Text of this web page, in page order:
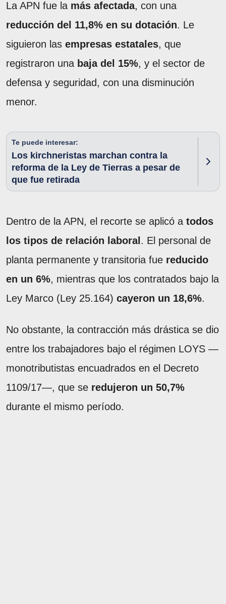
La APN fue la más afectada, con una
reducción del 11,8% en su dotación. Le
siguieron las empresas estatales, que
registraron una baja del 15%, y el sector de
defensa y seguridad, con una disminución
menor.
Te puede interesar:
Los kirchneristas marchan contra la
reforma de la Ley de Tierras a pesar de
que fue retirada
Dentro de la APN, el recorte se aplicó a todos
los tipos de relación laboral . El personal de
planta permanente y transitoria fue reducido
en un 6%, mientras que los contratados bajo la
Ley Marco (Ley 25.164) cayeron un 18,6%.
No obstante, la contracción más drástica se dio
entre los trabajadores bajo el régimen LOYS —
monotributistas encuadrados en el Decreto
1109/17—, que se redujeron un 50,7%
durante el mismo período.